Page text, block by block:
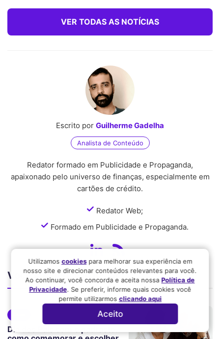
VER TODAS AS NOTÍCIAS
Escrito por Guilherme Gadelha
Analista de Conteúdo
Redator formado em Publicidade e Propaganda,
apaixonado pelo universo de finanças, especialmente em
cartões de crédito.
Redator Web;
Formado em Publicidade e Propaganda.
Você também vai gostar
Dia dos Pais com o padrasto:
Utilizamos cookiespara melhorar sua experiência em
nosso site e direcionar conteúdos relevantes para você.
Ao continuar, você concorda e aceita nossaPolítica de
Privacidade. Se preferir, informe quais cookies você
permite utilizarmos clicando aqui
Aceito